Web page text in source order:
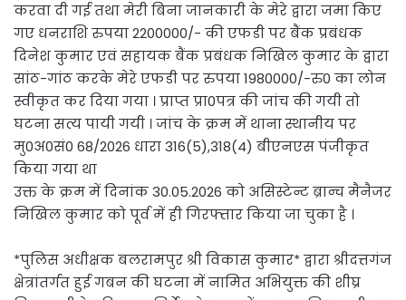
करवा दी गई तथा मेरी बिना जानकारी के मेरे द्वारा जमा किए
गए धनराशि रुपया 2200000/- की एफडी पर बैंक प्रबंधक
दिनेश कुमार एवं सहायक बैंक प्रबंधक निखिल कुमार के द्वारा
सांठ-गांठ करके मेरे एफडी पर रुपया 1980000/-रु0 का लोन
स्वीकृत कर दिया गया । प्राप्त प्रा0पत्र की जांच की गयी तो
घटना सत्य पायी गयी । जांच के क्रम में थाना स्थानीय पर
मु0अ0सं0 68/2026 धारा 316(5),318(4) बीएनएस पंजीकृत
किया गया था
उक्त के क्रम में दिनांक 30.05.2026 को असिस्टेन्ट ब्रान्च मैनैजर
निखिल कुमार को पूर्व में ही गिरफ्तार किया जा चुका है ।
*पुलिस अधीक्षक बलरामपुर श्री विकास कुमार* द्वारा श्रीदत्तगंज
क्षेत्रांतर्गत हुई गबन की घटना में नामित अभियुक्त की शीघ्र